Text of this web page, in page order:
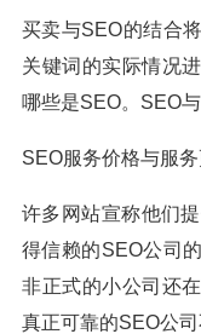
买卖与SEO的结合
关键词的实际情况
哪些是SEO。SEO
SEO服务价格与服
许多网站宣称他们
得信赖的SEO公司
非正式的小公司还
真正可靠的SEO公司